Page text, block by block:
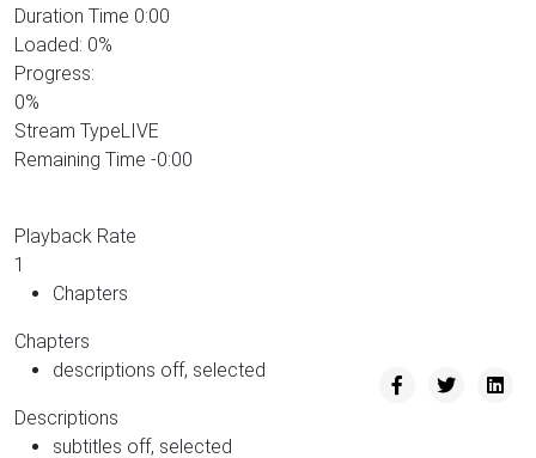
Duration Time 0:00
Loaded: 0%
Progress:
0%
Stream TypeLIVE
Remaining Time -0:00
Playback Rate
1
Chapters
Chapters
descriptions off, selected
Descriptions
subtitles off, selected